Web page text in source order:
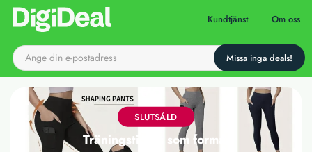
Till startsidan Kundtjänst Om oss
SLUTSÅLD
Träningstights som formar